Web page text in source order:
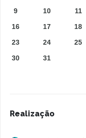
9
10 11
16
17 18
23
24 25
30
31
Realização